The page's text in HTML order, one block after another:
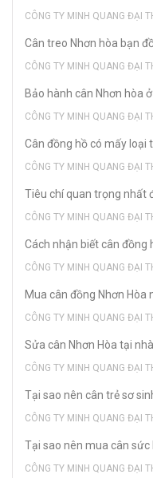
CÔNG TY MINH QUANG ĐẠI
Cân treo Nhơn hòa bạn
CÔNG TY MINH QUANG ĐẠI
Bảo hành cân Nhơn hòa
CÔNG TY MINH QUANG ĐẠI
Cân đồng hồ có mấy
CÔNG TY MINH QUANG ĐẠI
Tiêu chí quan trọng nhất
CÔNG TY MINH QUANG ĐẠI
Cách nhận biết cân đồng
CÔNG TY MINH QUANG ĐẠI
Mua cân đồng Nhơn Hòa
CÔNG TY MINH QUANG ĐẠI
Sửa cân Nhơn Hòa tại
CÔNG TY MINH QUANG ĐẠI
Tại sao nên cân trẻ sơ
CÔNG TY MINH QUANG ĐẠI
Tại sao nên mua cân sức
CÔNG TY MINH QUANG ĐẠI